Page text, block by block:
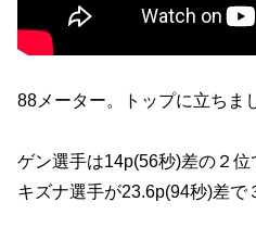
88メーター。トップに立ちま
ゲン選手は14p(56秒)差の２位
キズナ選手が23.6p(94秒)差で